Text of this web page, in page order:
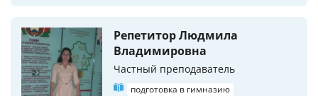
Репетитор Людмила
Владимировна
Частный преподаватель
подготовка в гимназию